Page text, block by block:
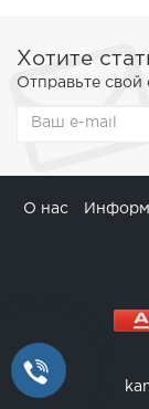
Хотите
Отправьте
О нас